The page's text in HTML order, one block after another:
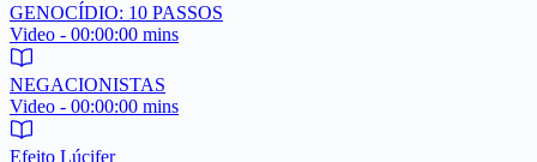
GENOCÍDIO: 10 PASSOS
Video - 00:00:00 mins
NEGACIONISTAS
Video - 00:00:00 mins
Efeito Lúcifer